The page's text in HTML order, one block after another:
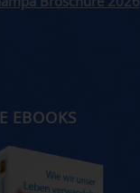
EBOOKS